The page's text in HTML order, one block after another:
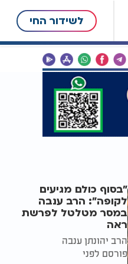
לשידור החי
"בסוף כולם מגיעים
לקופה": הרב ענבה
במסר מטלטל לפרשת
ראה
הרב יהונתן ענבה
פורסם לפני